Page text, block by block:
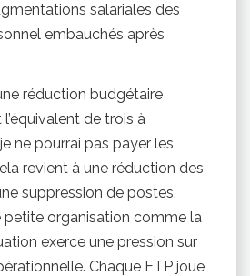
salariales des
embauchés après
réduction budgétaire
l’équivalent de trois à
ne pourrai pas payer les
revient à une réduction des
suppression de postes.
petite organisation comme la
exerce une pression sur
Chaque ETP joue